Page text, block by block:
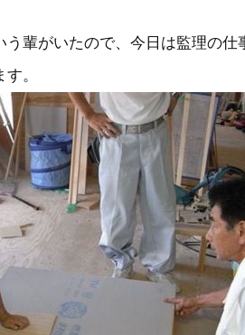
う輩がいたので、今日は監理の仕
。